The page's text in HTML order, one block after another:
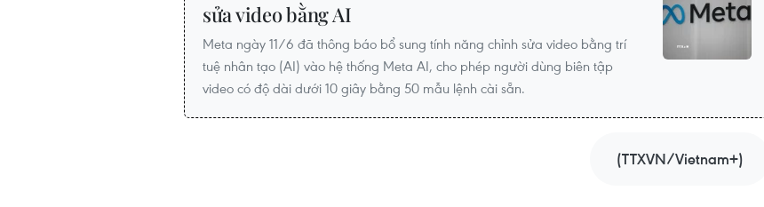
sửa video bằng AI
Meta ngày 11/6 đã thông báo bổ sung tính năng chỉnh sửa video bằng trí
tuệ nhân tạo (AI) vào hệ thống Meta AI, cho phép người dùng biên tập
video có độ dài dưới 10 giây bằng 50 mẫu lệnh cài sẵn.
(TTXVN/Vietnam+)